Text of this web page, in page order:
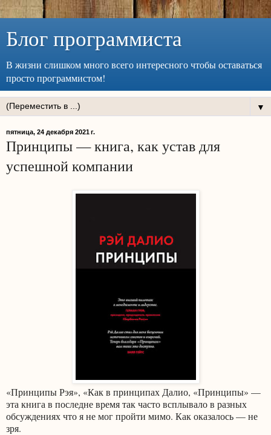
Блог программиста
В жизни слишком много всего интересного чтобы оставаться
просто программистом!
▼
пятница, 24 декабря 2021 г.
Принципы — книга, как устав для
успешной компании
«Принципы Рэя», «Как в принципах Далио, «Принципы» —
эта книга в последне время так часто всплывало в разных
обсуждениях что я не мог пройти мимо. Как оказалось — не
зря.